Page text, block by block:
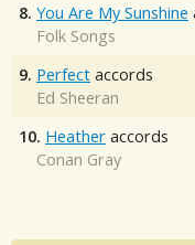
8. You Are My Sunshine
Folk Songs
9. Perfect accords
Ed Sheeran
10. Heather accords
Conan Gray